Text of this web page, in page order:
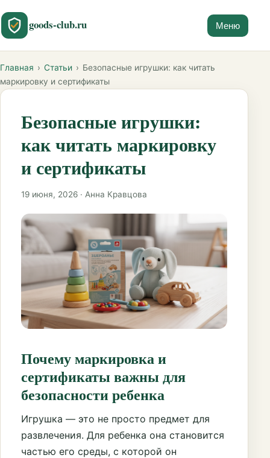
goods-club.ru Меню
Главная › Статьи › Безопасные игрушки: как читать
маркировку и сертификаты
Безопасные игрушки:
как читать маркировку
и сертификаты
19 июня, 2026 · Анна Кравцова
Почему маркировка и
сертификаты важны для
безопасности ребенка
Игрушка — это не просто предмет для
развлечения. Для ребенка она становится
частью его среды, с которой он